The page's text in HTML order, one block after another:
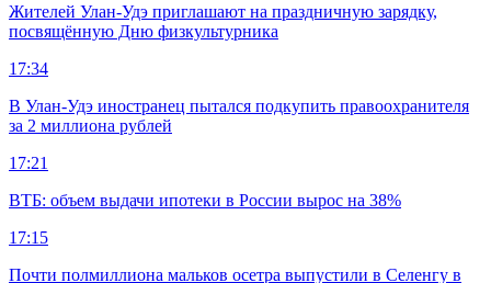
Жителей Улан-Удэ приглашают на праздничную зарядку,
посвящённую Дню физкультурника
17:34
В Улан-Удэ иностранец пытался подкупить правоохранителя
за 2 миллиона рублей
17:21
ВТБ: объем выдачи ипотеки в России вырос на 38%
17:15
Почти полмиллиона мальков осетра выпустили в Селенгу в